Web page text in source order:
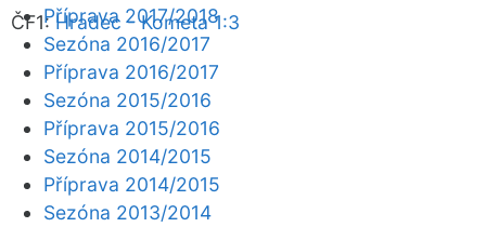
ČF1:Hradec - Kometa 1:3
Příprava 2017/2018
Sezóna 2016/2017
Příprava 2016/2017
Sezóna 2015/2016
Příprava 2015/2016
Sezóna 2014/2015
Příprava 2014/2015
Sezóna 2013/2014